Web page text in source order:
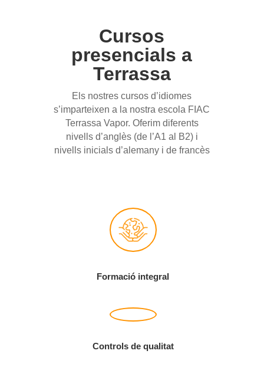
Cursos
presencials a
Terrassa
Els nostres cursos d’idiomes
s’imparteixen a la nostra escola FIAC
Terrassa Vapor. Oferim diferents
nivells d’anglès (de l’A1 al B2) i
nivells inicials d’alemany i de francès
Formació integral
Controls de qualitat